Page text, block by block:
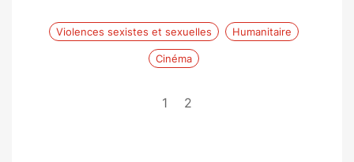
Violences sexistes et sexuelles Humanitaire
Cinéma
1 2